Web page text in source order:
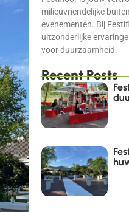
milieuvriendelijke
evenementen. Bij
uitzonderlijke
voor duurzaamheid.
Recent Posts